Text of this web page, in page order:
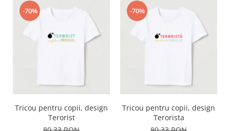
-70%
Tricou pentru copii, design
Terorist
-70%
Tricou pentru copii, design
Terorista